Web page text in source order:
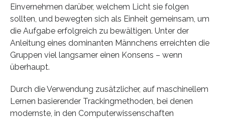
Einvernehmen darüber, welchem Licht sie folgen
sollten, und bewegten sich als Einheit gemeinsam, um
die Aufgabe erfolgreich zu bewältigen. Unter der
Anleitung eines dominanten Männchens erreichten die
Gruppen viel langsamer einen Konsens – wenn
überhaupt.
Durch die Verwendung zusätzlicher, auf maschinellem
Lernen basierender Trackingmethoden, bei denen
modernste, in den Computerwissenschaften